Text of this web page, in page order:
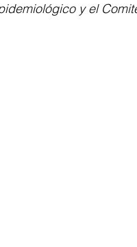
Educación BID
y el